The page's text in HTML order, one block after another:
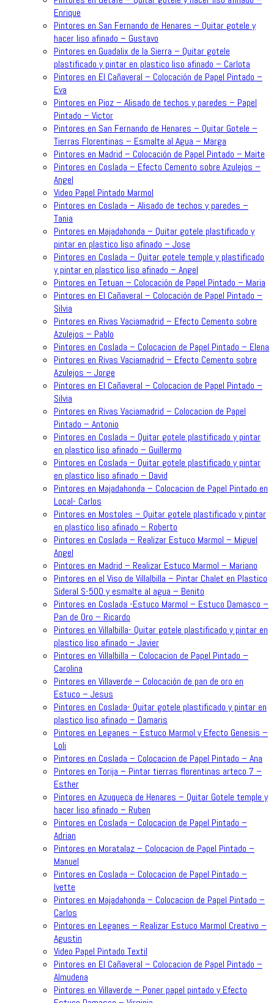
Enrique
Pintores en San Fernando de Henares – Quitar gotele y
hacer liso afinado – Gustavo
Pintores en Guadalix de la Sierra – Quitar gotele
plastificado y pintar en plastico liso afinado – Carlota
Pintores en El Cañaveral – Colocación de Papel Pintado –
Eva
Pintores en Pioz – Alisado de techos y paredes – Papel
Pintado – Victor
Pintores en San Fernando de Henares – Quitar Gotele –
Tierras Florentinas – Esmalte al Agua – Marga
Pintores en Madrid – Colocación de Papel Pintado – Maite
Pintores en Coslada – Efecto Cemento sobre Azulejos –
Angel
Video Papel Pintado Marmol
Pintores en Coslada – Alisado de techos y paredes –
Tania
Pintores en Majadahonda – Quitar gotele plastificado y
pintar en plastico liso afinado – Jose
Pintores en Coslada – Quitar gotele temple y plastificado
y pintar en plastico liso afinado – Angel
Pintores en Tetuan – Colocación de Papel Pintado – Maria
Pintores en El Cañaveral – Colocación de Papel Pintado –
Silvia
Pintores en Rivas Vaciamadrid – Efecto Cemento sobre
Azulejos – Pablo
Pintores en Coslada – Colocacion de Papel Pintado – Elena
Pintores en Rivas Vaciamadrid – Efecto Cemento sobre
Azulejos – Jorge
Pintores en El Cañaveral – Colocacion de Papel Pintado –
Silvia
Pintores en Rivas Vaciamadrid – Colocacion de Papel
Pintado – Antonio
Pintores en Coslada – Quitar gotele plastificado y pintar
en plastico liso afinado – Guillermo
Pintores en Coslada – Quitar gotele plastificado y pintar
en plastico liso afinado – David
Pintores en Majadahonda – Colocacion de Papel Pintado en
Local- Carlos
Pintores en Mostoles – Quitar gotele plastificado y pintar
en plastico liso afinado – Roberto
Pintores en Coslada – Realizar Estuco Marmol – Miguel
Angel
Pintores en Madrid – Realizar Estuco Marmol – Mariano
Pintores en el Viso de Villalbilla – Pintar Chalet en Plastico
Sideral S-500 y esmalte al agua – Benito
Pintores en Coslada -Estuco Marmol – Estuco Damasco –
Pan de Oro – Ricardo
Pintores en Villalbilla- Quitar gotele plastificado y pintar en
plastico liso afinado – Javier
Pintores en Villalbilla – Colocacion de Papel Pintado –
Carolina
Pintores en Villaverde – Colocación de pan de oro en
Estuco – Jesus
Pintores en Coslada- Quitar gotele plastificado y pintar en
plastico liso afinado – Damaris
Pintores en Leganes – Estuco Marmol y Efecto Genesis –
Loli
Pintores en Coslada – Colocacion de Papel Pintado – Ana
Pintores en Torija – Pintar tierras florentinas arteco 7 –
Esther
Pintores en Azuqueca de Henares – Quitar Gotele temple y
hacer liso afinado – Ruben
Pintores en Coslada – Colocacion de Papel Pintado –
Adrian
Pintores en Moratalaz – Colocacion de Papel Pintado –
Manuel
Pintores en Coslada – Colocacion de Papel Pintado –
Ivette
Pintores en Majadahonda – Colocacion de Papel Pintado –
Carlos
Pintores en Leganes – Realizar Estuco Marmol Creativo –
Agustin
Video Papel Pintado Textil
Pintores en El Cañaveral – Colocacion de Papel Pintado –
Almudena
Pintores en Villaverde – Poner papel pintado y Efecto